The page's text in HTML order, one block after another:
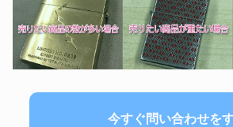
今すぐ問い合わせを